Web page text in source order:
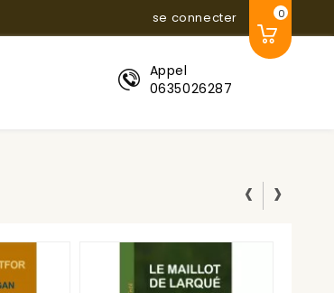
se connecter 0
Appel
0635026287
‹ ›